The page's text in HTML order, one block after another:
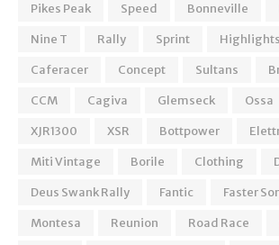
Pikes Peak
Speed Bonneville
Nine T
Rally Sprint Highlights
Caferacer
Concept Sultans
CCM
Cagiva Glemseck Ossa
XJR1300
XSR Bottpower
Miti Vintage
Borile Clothing
Deus Swank Rally
Fantic Faster
Montesa
Reunion Road Race